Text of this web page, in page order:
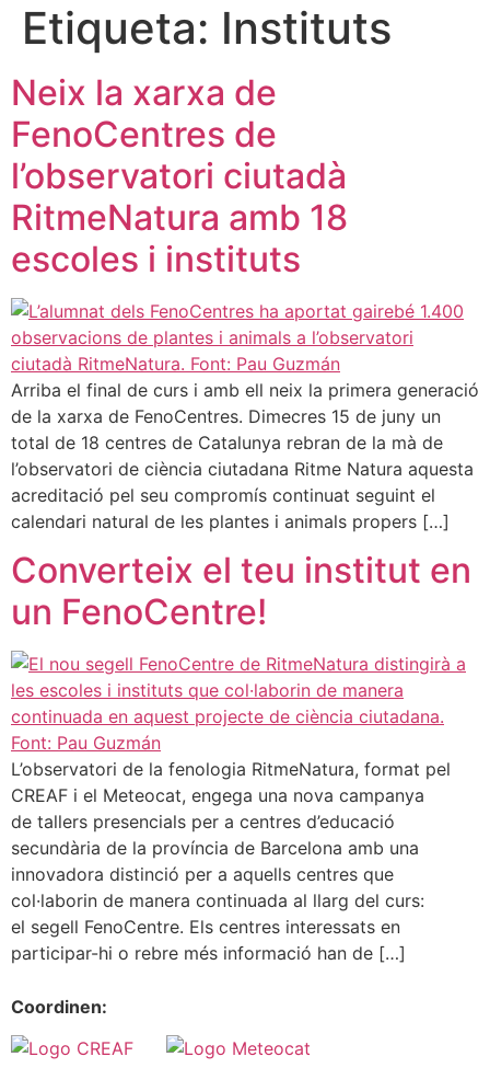
Etiqueta: Instituts
Neix la xarxa de
FenoCentres de
l’observatori ciutadà
RitmeNatura amb 18
escoles i instituts
Arriba el final de curs i amb ell neix la primera generació
de la xarxa de FenoCentres. Dimecres 15 de juny un
total de 18 centres de Catalunya rebran de la mà de
l’observatori de ciència ciutadana Ritme Natura aquesta
acreditació pel seu compromís continuat seguint el
calendari natural de les plantes i animals propers […]
Converteix el teu institut en
un FenoCentre!
L’observatori de la fenologia RitmeNatura, format pel
CREAF i el Meteocat, engega una nova campanya
de tallers presencials per a centres d’educació
secundària de la província de Barcelona amb una
innovadora distinció per a aquells centres que
col·laborin de manera continuada al llarg del curs:
el segell FenoCentre. Els centres interessats en
participar-hi o rebre més informació han de […]
Coordinen: